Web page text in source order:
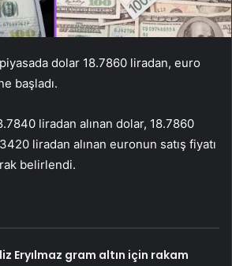
dolar 18.7860 liradan, euro
başladı.
liradan alınan dolar, 18.7860
liradan alınan euronun satış fiyatı
belirlendi.
Eryılmaz gram altın için rakam